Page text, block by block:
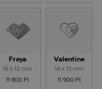
Freya
16 x 12 mm
11 900 Ft
Valentine
14 x 12 mm
11 900 Ft